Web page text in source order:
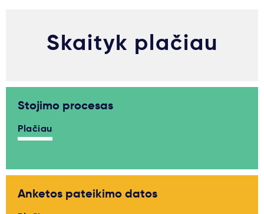
Skaityk plačiau
Stojimo procesas
Plačiau
Anketos pateikimo datos